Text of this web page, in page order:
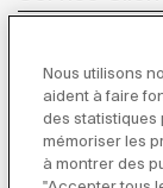
À propos de
Nous utilisons
aident à faire
des statistiques
mémoriser les
à montrer des